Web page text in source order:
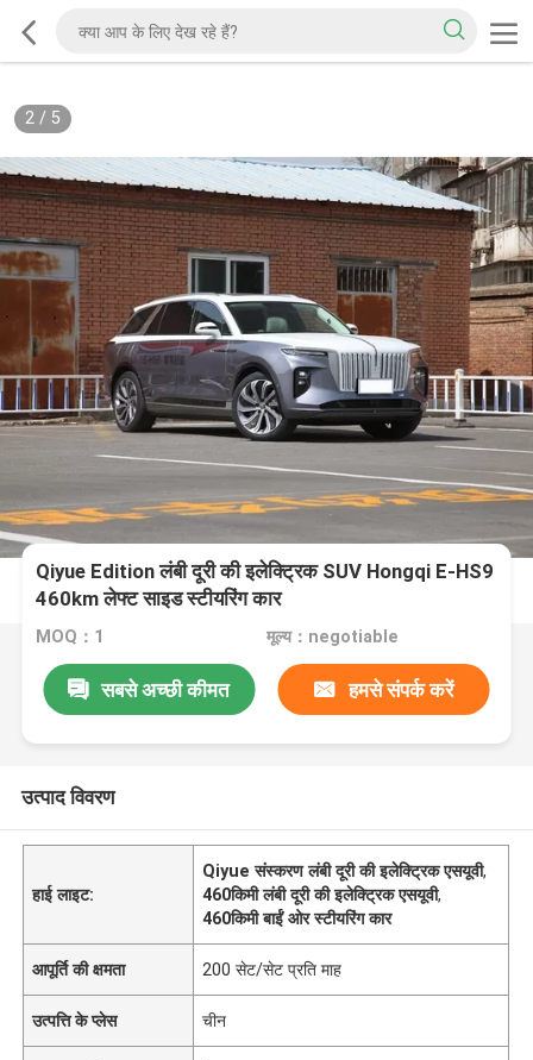
2/ 5
Qiyue Edition लंबी दूरी की इलेक्ट्रिक SUV Hongqi E-HS9
460km लेफ्ट साइड स्टीयरिंग कार
MOQ：1 मूल्य：negotiable
सबसे अच्छी कीमत हमसे संपर्क करें
उत्पाद विवरण
हाई लाइट:
Qiyue संस्करण लंबी दूरी की इलेक्ट्रिक एसयूवी,
460किमी लंबी दूरी की इलेक्ट्रिक एसयूवी,
460किमी बाईं ओर स्टीयरिंग कार
आपूर्ति की क्षमता 200 सेट/सेट प्रति माह
उत्पत्ति के प्लेस चीन